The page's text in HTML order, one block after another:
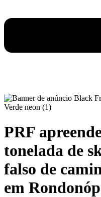
PRF
tonelada de
falso de
em